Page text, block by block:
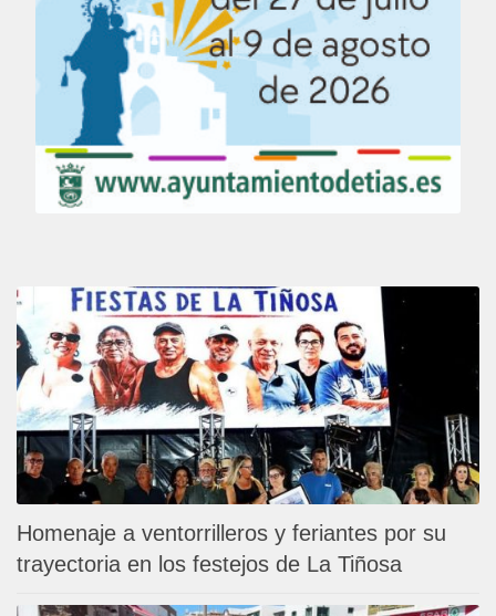
Homenaje a ventorrilleros y feriantes por su
trayectoria en los festejos de La Tiñosa